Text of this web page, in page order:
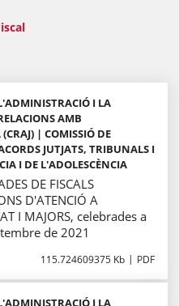
I LA
AMB
| COMISSIÓ DE
JUTJATS, TRIBUNALS I
I DE L'ADOLESCÈNCIA
DE FISCALS
D'ATENCIÓ A
I MAJORS, celebrades a
de 2021
115.724609375 Kb PDF
I LA